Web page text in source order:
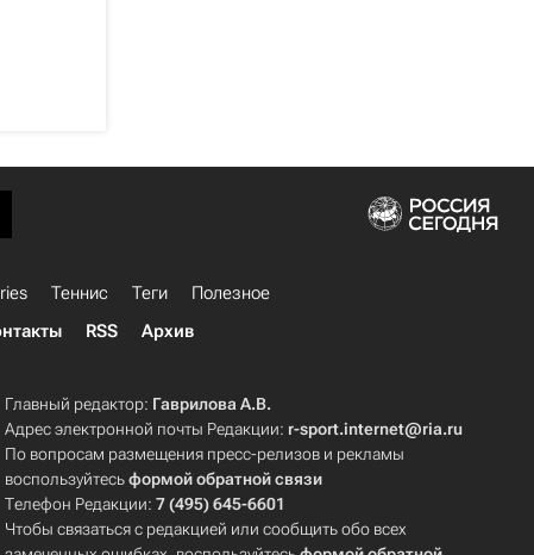
Теннис Теги
Полезное
RSS Архив
Главный редактор: Гаврилова А.В.
Адрес электронной почты Редакции: r-sport.internet@ria.ru
По вопросам размещения пресс-релизов и рекламы
воспользуйтесьформой обратной связи
Телефон Редакции:7 (495) 645-6601
Чтобы связаться с редакцией или сообщить обо всех